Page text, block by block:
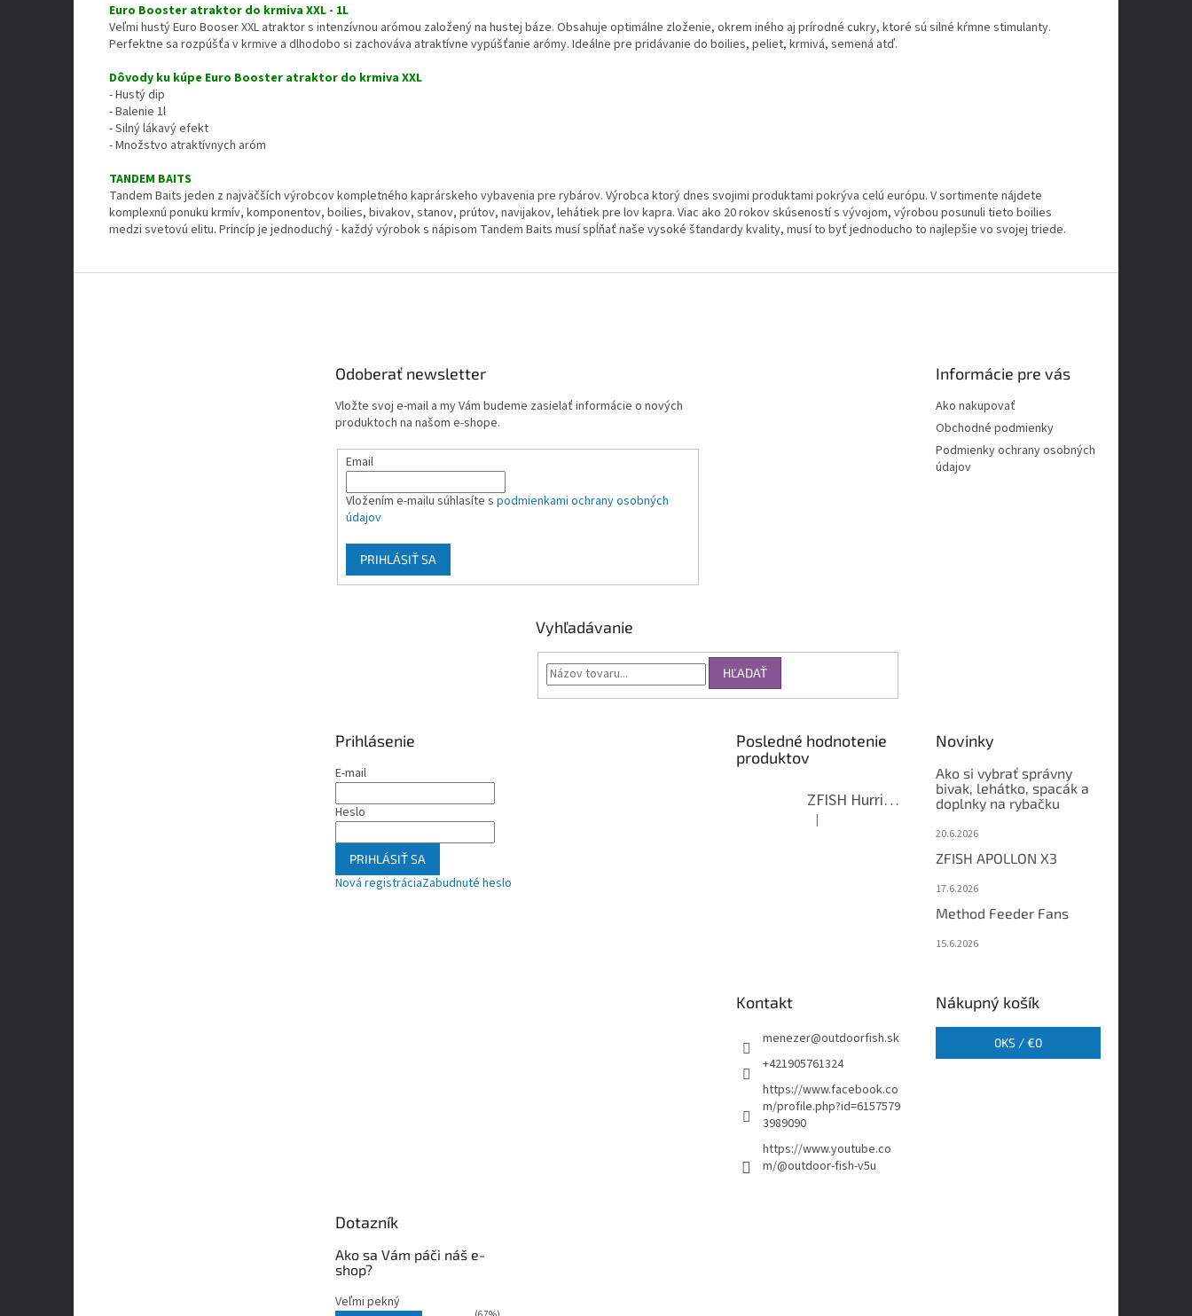
Euro Booster atraktor do krmiva XXL - 1L
Veľmi hustý Euro Booser XXL atraktor s intenzívnou arómou založený na hustej báze. Obsahuje optimálne zloženie, okrem iného aj prírodné cukry, ktoré sú silné kŕmne stimulanty.
Perfektne sa rozpúšťa v krmive a dlhodobo si zachováva atraktívne vypúšťanie arómy. Ideálne pre pridávanie do boilies, peliet, krmivá, semená atď.
Dôvody ku kúpe Euro Booster atraktor do krmiva XXL
- Hustý dip
- Balenie 1l
- Silný lákavý efekt
- Množstvo atraktívnych aróm
TANDEM BAITS
Tandem Baits jeden z najväčších výrobcov kompletného kaprárskeho vybavenia pre rybárov. Výrobca ktorý dnes svojimi produktami pokrýva celú európu. V sortimente nájdete
komplexnú ponuku krmív, komponentov, boilies, bivakov, stanov, prútov, navijakov, lehátiek pre lov kapra. Viac ako 20 rokov skúseností s vývojom, výrobou posunuli tieto boilies
medzi svetovú elitu. Princíp je jednoduchý - každý výrobok s nápisom Tandem Baits musí spĺňať naše vysoké štandardy kvality, musí to byť jednoducho to najlepšie vo svojej triede.
Odoberať newsletter
Vložte svoj e-mail a my Vám budeme zasielať informácie o nových
produktoch na našom e-shope.
Email
Vložením e-mailu súhlasíte s podmienkami ochrany osobných
údajov
PRIHLÁSIŤ SA
Informácie pre vás
Ako nakupovať
Obchodné podmienky
Podmienky ochrany osobných
údajov
Vyhľadávanie
HĽADAŤ
Prihlásenie
E-mail
Heslo
PRIHLÁSIŤ SA
Nová registráciaZabudnuté heslo
Posledné hodnotenie
produktov
ZFISH Hurricane Camo Kreslo
Hodnotenie produktu je 5 z 5 hviezdičiek.
|
Novinky
Ako si vybrať správny
bivak, lehátko, spacák a
doplnky na rybačku
20.6.2026
ZFISH APOLLON X3
17.6.2026
Method Feeder Fans
15.6.2026
Kontakt
menezer@outdoorfish.sk
+421905761324
https://www.facebook.co
m/profile.php?id=6157579
3989090
https://www.youtube.co
m/@outdoor-fish-v5u
Nákupný košík
0KS /€0
Dotazník
Ako sa Vám páči náš e-
shop?
Veľmi pekný